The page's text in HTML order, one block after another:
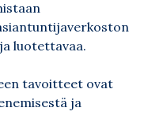
luotettavaa.
tavoitteet ovat
ja